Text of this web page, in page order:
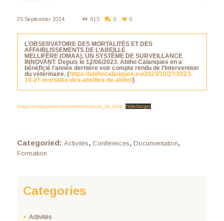
25 September 2024 615 0 0
L’OBSERVATOIRE DES MORTALITÉS ET DES
AFFAIBLISSEMENTS DE L’ABEILLE
MELLIFÈRE (OMAA), UN SYSTÈME DE SURVEILLANCE
INNOVANT. Depuis le 12/06/2023. Abiho Calanques en a
bénéficié l’année dernière voir compte rendu de l’intervention
du vétérinaire. {https://abihocalanques.eu/2023/10/27/2023-
10-27-mortalite-des-abeilles-de-abiho/}
DiaporamadeprésentationOMAAvisio24_09_2024 Télécharger
Categoried: Activités, Conférences, Documentation,
Formation
Categories
Activités